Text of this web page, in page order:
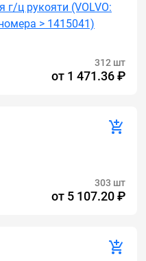
г/ц рукояти (VOLVO:
> 1415041)
312 шт
от 1 471.36 ₽
303 шт
от 5 107.20 ₽